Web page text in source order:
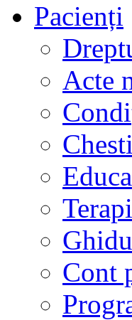
Pacienți
Acte
Cont